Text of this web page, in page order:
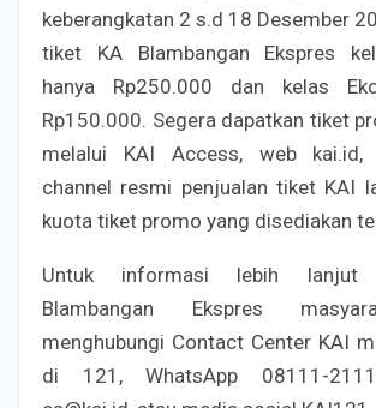
keberangkatan 2 s.d 18 Desember
tiket KA Blambangan Ekspres
hanya Rp250.000 dan kelas
Rp150.000. Segera dapatkan tiket
melalui KAI Access, web kai.id,
channel resmi penjualan tiket KAI
kuota tiket promo yang disediakan
Untuk informasi lebih
Blambangan Ekspres
menghubungi Contact Center KAI
di 121, WhatsApp 08111-